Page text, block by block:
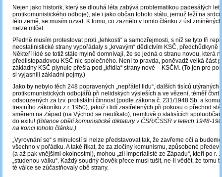
Nejen jako historik, který se dlouhá léta zabývá problematikou padesátých let
protikomunistického odboje), ale i jako občan tohoto státu, jemuž leží na
této země, se musím ozvat. K tomu, co zaznělo v tomto článku z úst
nelze mlčet.
Předně musím protestovat proti „lehkosti“ a samozřejmosti, s níž se tyto tři
neostalinistické strany vypořádaly s „krvavým“ dědictvím KSČ, předchůdkyně
Někteří lidé se totiž stále mylně domnívají, že se jedná o stranu novou, která
předlistopadovou KSČ nic společného. Není to pravda, poněvadž velká část
základny KSČ plynule přešla pod „křídla“ strany nové – KSČM. (To jen pro
si vyjasnili základní pojmy.)
Jako by nebylo těch 248 popravených „nepřátel lidu“, dalších tisíců utýraných
protikomunistických odbojářů při nelidských výsleších a ve vězení, téměř čtvrt
odsouzených za tzv. protistátní činnost (podle zákona č. 231/1948 Sb. a
trestního zákoníku z r. 1950), jakož i lidí zastřelených při pokusu o přechod
směrem na Západ (na Východ se neutíkalo); nemluvě o statisících
do exilu! (Bilance obětí komunistické diktatury v ČSR/ČSSR v letech 1948-
na konci tohoto článku.)
„Vyrovnání se“ s minulostí si nelze představovat tak, že zavřeme oči a
všechno v pořádku. A také říkat, že za zločiny komunismu, způsobené
(a až pak vnějšími okolnostmi), mohou „zlí imperialisté ze Západu“, kteří po r.
„studenou válku“. Každý soudný člověk přece musí tušit, ne-li vědět, že tomu
té válce se zúčastňovaly obě strany.